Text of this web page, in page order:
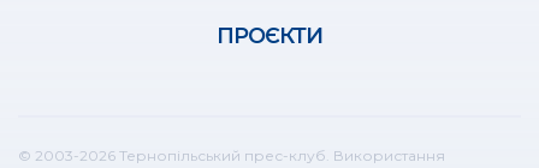
ПРОЄКТИ
© 2003-2026 Тернопільський прес-клуб. Використання